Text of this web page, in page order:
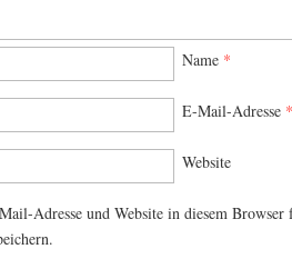
Name *
E-Mail-Adresse *
Website
Adresse und Website in diesem Browser